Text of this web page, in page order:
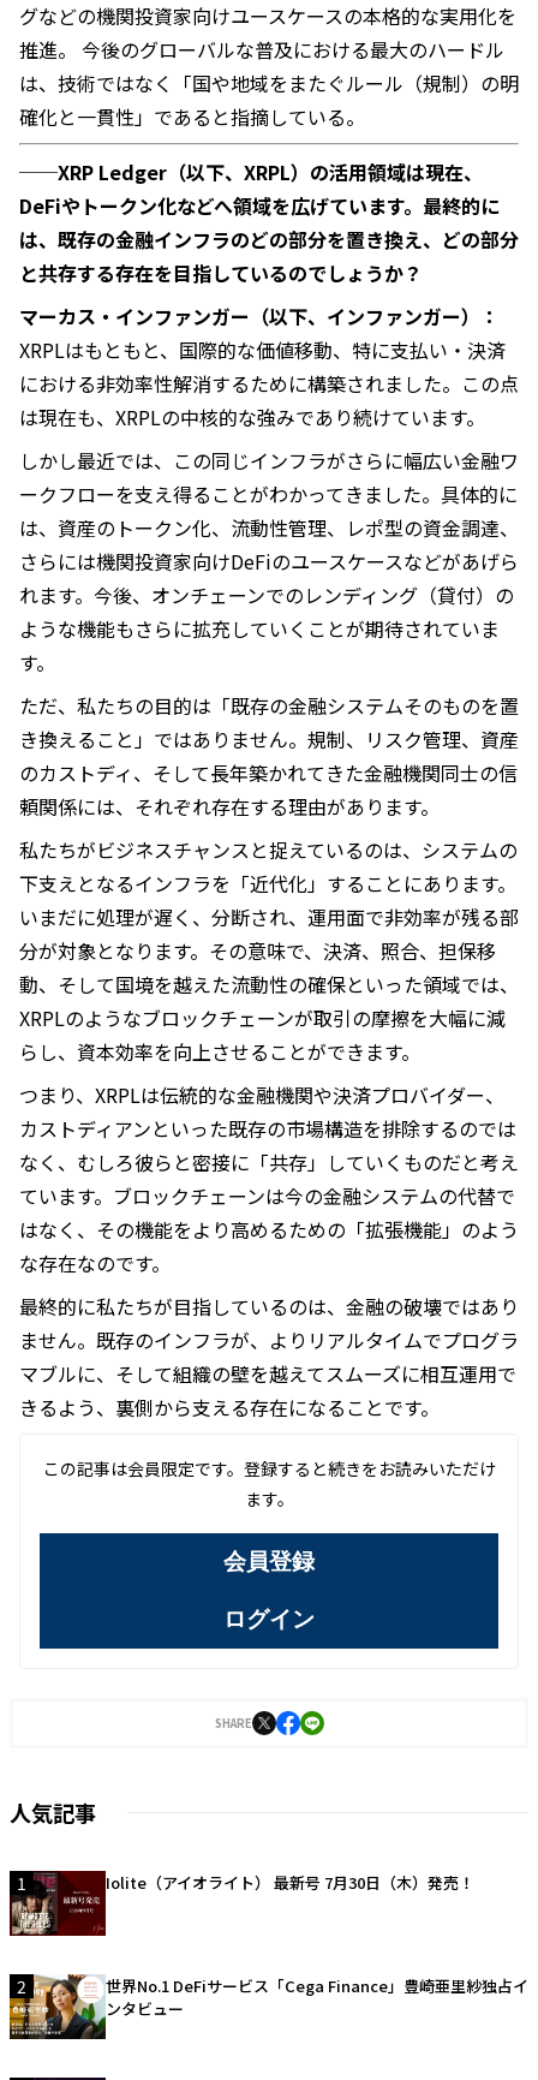
グなどの機関投資家向けユースケースの本格的な実用化を
推進。 今後のグローバルな普及における最大のハードル
は、技術ではなく「国や地域をまたぐルール（規制）の明
確化と一貫性」であると指摘している。
──XRP Ledger（以下、XRPL）の活用領域は現在、
DeFiやトークン化などへ領域を広げています。最終的に
は、既存の金融インフラのどの部分を置き換え、どの部分
と共存する存在を目指しているのでしょうか？
マーカス・インファンガー（以下、インファンガー）：
XRPLはもともと、国際的な価値移動、特に支払い・決済
における非効率性解消するために構築されました。この点
は現在も、XRPLの中核的な強みであり続けています。
しかし最近では、この同じインフラがさらに幅広い金融ワ
ークフローを支え得ることがわかってきました。具体的に
は、資産のトークン化、流動性管理、レポ型の資金調達、
さらには機関投資家向けDeFiのユースケースなどがあげら
れます。今後、オンチェーンでのレンディング（貸付）の
ような機能もさらに拡充していくことが期待されていま
す。
ただ、私たちの目的は「既存の金融システムそのものを置
き換えること」ではありません。規制、リスク管理、資産
のカストディ、そして長年築かれてきた金融機関同士の信
頼関係には、それぞれ存在する理由があります。
私たちがビジネスチャンスと捉えているのは、システムの
下支えとなるインフラを「近代化」することにあります。
いまだに処理が遅く、分断され、運用面で非効率が残る部
分が対象となります。その意味で、決済、照合、担保移
動、そして国境を越えた流動性の確保といった領域では、
XRPLのようなブロックチェーンが取引の摩擦を大幅に減
らし、資本効率を向上させることができます。
つまり、XRPLは伝統的な金融機関や決済プロバイダー、
カストディアンといった既存の市場構造を排除するのでは
なく、むしろ彼らと密接に「共存」していくものだと考え
ています。ブロックチェーンは今の金融システムの代替で
はなく、その機能をより高めるための「拡張機能」のよう
な存在なのです。
最終的に私たちが目指しているのは、金融の破壊ではあり
ません。既存のインフラが、よりリアルタイムでプログラ
マブルに、そして組織の壁を越えてスムーズに相互運用で
きるよう、裏側から支える存在になることです。
この記事は会員限定です。登録すると続きをお読みいただけ
ます。
会員登録
ログイン
SHARE
人気記事
1 Iolite（アイオライト） 最新号 7月30日（木）発売！
2
世界No.1 DeFiサービス「Cega Finance」豊崎亜里紗独占イ
ンタビュー